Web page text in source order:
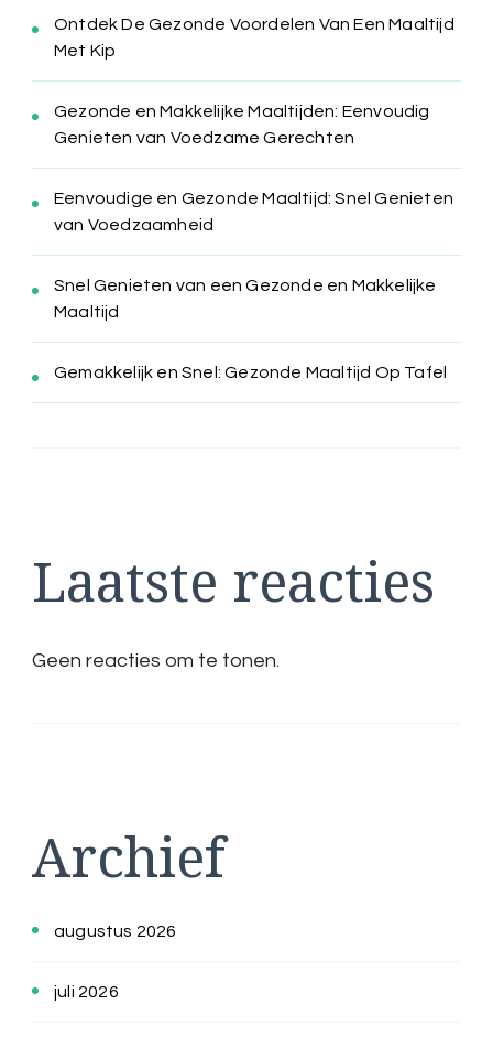
Ontdek De Gezonde Voordelen Van Een Maaltijd
Met Kip
Gezonde en Makkelijke Maaltijden: Eenvoudig
Genieten van Voedzame Gerechten
Eenvoudige en Gezonde Maaltijd: Snel Genieten
van Voedzaamheid
Snel Genieten van een Gezonde en Makkelijke
Maaltijd
Gemakkelijk en Snel: Gezonde Maaltijd Op Tafel
Laatste reacties
Geen reacties om te tonen.
Archief
augustus 2026
juli 2026